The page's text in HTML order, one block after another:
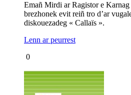
Emañ Mirdi ar Ragistor e
brezhonek evit reiñ tro d’ar
diskouezadeg « Callaïs ».
Lenn ar peurrest
0